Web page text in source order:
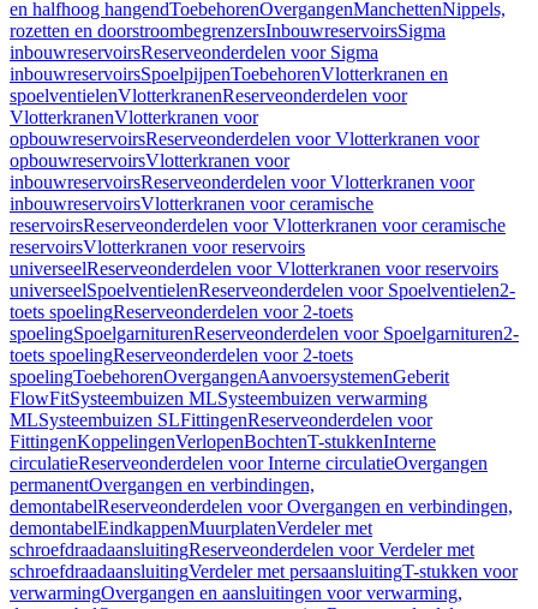
en halfhoog hangendToebehorenOvergangenManchettenNippels,
rozetten en doorstroombegrenzersInbouwreservoirsSigma
inbouwreservoirsReserveonderdelen voor Sigma
inbouwreservoirsSpoelpijpenToebehorenVlotterkranen en
spoelventielenVlotterkranenReserveonderdelen voor
VlotterkranenVlotterkranen voor
opbouwreservoirsReserveonderdelen voor Vlotterkranen voor
opbouwreservoirsVlotterkranen voor
inbouwreservoirsReserveonderdelen voor Vlotterkranen voor
inbouwreservoirsVlotterkranen voor ceramische
reservoirsReserveonderdelen voor Vlotterkranen voor ceramische
reservoirsVlotterkranen voor reservoirs
universeelReserveonderdelen voor Vlotterkranen voor reservoirs
universeelSpoelventielenReserveonderdelen voor Spoelventielen2-
toets spoelingReserveonderdelen voor 2-toets
spoelingSpoelgarniturenReserveonderdelen voor Spoelgarnituren2-
toets spoelingReserveonderdelen voor 2-toets
spoelingToebehorenOvergangenAanvoersystemenGeberit
FlowFitSysteembuizen MLSysteembuizen verwarming
MLSysteembuizen SLFittingenReserveonderdelen voor
FittingenKoppelingenVerlopenBochtenT-stukkenInterne
circulatieReserveonderdelen voor Interne circulatieOvergangen
permanentOvergangen en verbindingen,
demontabelReserveonderdelen voor Overgangen en verbindingen,
demontabelEindkappenMuurplatenVerdeler met
schroefdraadaansluitingReserveonderdelen voor Verdeler met
schroefdraadaansluitingVerdeler met persaansluitingT-stukken voor
verwarmingOvergangen en aansluitingen voor verwarming,